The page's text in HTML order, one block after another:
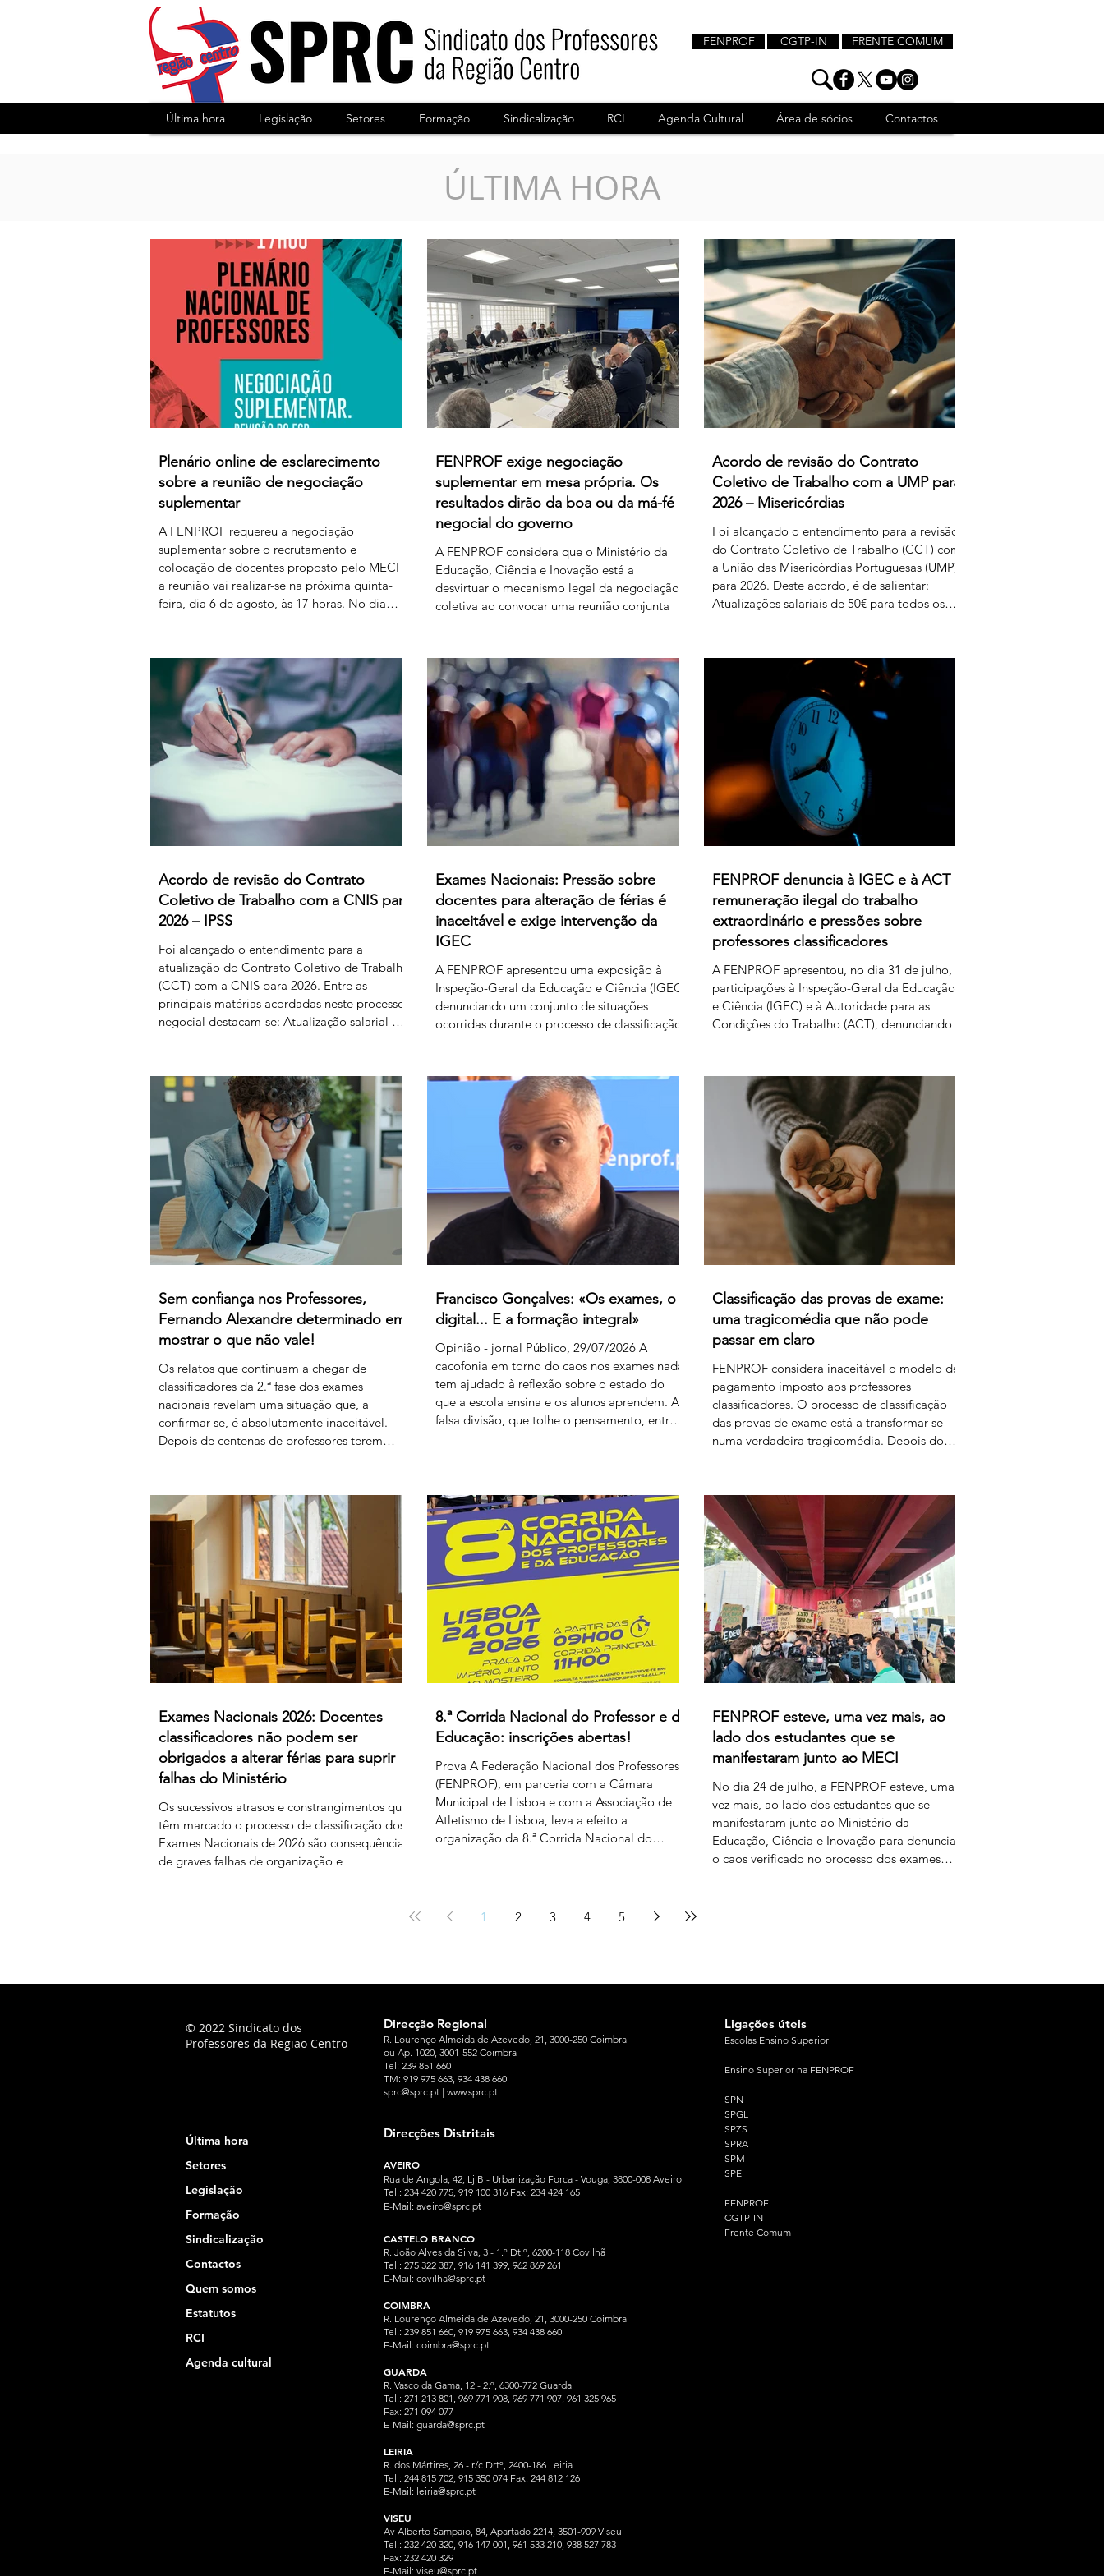
FENPROF CGTP-IN FRENTE COMUM
Última hora Legislação Setores Formação Sindicalização RCI Agenda Cultural Área de sócios Contactos
ÚLTIMA HORA
Plenário online de esclarecimento
sobre a reunião de negociação
suplementar
A FENPROF requereu a negociação
suplementar sobre o recrutamento e
colocação de docentes proposto pelo MECI e
a reunião vai realizar-se na próxima quinta-
feira, dia 6 de agosto, às 17 horas. No dia
professores e educadores. Para aceder ao
plenário, basta clicar no link a partir das 17
horas de sexta-feira, dia 7 de agosto:
https://us06web.zoom.us/j/85736793433
FENPROF exige negociação
suplementar em mesa própria. Os
resultados dirão da boa ou da má-fé
negocial do governo
A FENPROF considera que o Ministério da
Educação, Ciência e Inovação está a
desvirtuar o mecanismo legal da negociação
coletiva ao convocar uma reunião conjunta
negociação suplementar ou de já terem
manifestado acordo ou concordância com o
projeto de diploma. A negociação
suplementar existe para permitir o
prosseguimento das negociações
relativamente às matérias sobre as quais
subsiste desacordo. Foi es
Acordo de revisão do Contrato
Coletivo de Trabalho com a UMP para
2026 – Misericórdias
Foi alcançado o entendimento para a revisão
do Contrato Coletivo de Trabalho (CCT) com
a União das Misericórdias Portuguesas (UMP)
para 2026. Deste acordo, é de salientar:
Atualizações salariais de 50€ para todos os
profissionalizados; Aumento do subsídio de
refeição para os 5,50€. Estas alterações
produzem efeitos retroativos a janeiro de
2026, aguardando-se a sua publicação no
Acordo de revisão do Contrato
Coletivo de Trabalho com a CNIS para
2026 – IPSS
Foi alcançado o entendimento para a
atualização do Contrato Coletivo de Trabalho
(CCT) com a CNIS para 2026. Entre as
principais matérias acordadas neste processo
negocial destacam-se: Atualização salarial de
subsídio de refeição para os 5,50€; Crédito de
horas sindicais para delegadas/os alargado
para as 8 horas mensais. Este acordo produz
efeitos retroativos a janeiro de 2026, embora
Exames Nacionais: Pressão sobre
docentes para alteração de férias é
inaceitável e exige intervenção da
IGEC
A FENPROF apresentou uma exposição à
Inspeção-Geral da Educação e Ciência (IGEC)
denunciando um conjunto de situações
ocorridas durante o processo de classificação
exercidas sobre docentes classificadores para
alterarem ou prescindirem de períodos de
férias previamente aprovados. Segundo os
relatos recebidos, diversos professores foram
instados por direções de agrupamentos e
escolas a desloc
FENPROF denuncia à IGEC e à ACT
remuneração ilegal do trabalho
extraordinário e pressões sobre
professores classificadores
A FENPROF apresentou, no dia 31 de julho,
participações à Inspeção-Geral da Educação
e Ciência (IGEC) e à Autoridade para as
Condições do Trabalho (ACT), denunciando
serviço de classificação dos exames nacionais.
A FENPROF contesta a intenção do MECI de
vir a remunerar o trabalho extraordinário dos
classificadores através do pagamento de 1
euro por resposta classificada. Em vez de falar
Sem confiança nos Professores,
Fernando Alexandre determinado em
mostrar o que não vale!
Os relatos que continuam a chegar de
classificadores da 2.ª fase dos exames
nacionais revelam uma situação que, a
confirmar-se, é absolutamente inaceitável.
Depois de centenas de professores terem
agora orientações que determinam que, se
um classificador não registar classificações
num determinado período de tempo, as
provas lhe sejam retiradas e redistribuídas.
Estamos a falar de professores
Francisco Gonçalves: «Os exames, o
digital... E a formação integral»
Opinião - jornal Público, 29/07/2026 A
cacofonia em torno do caos nos exames nada
tem ajudado à reflexão sobre o estado do
que a escola ensina e os alunos aprendem. A
falsa divisão, que tolhe o pensamento, entre
empedernidos – é mais um agente de
confusão. O olhar da FENPROF para este
processo parte, como não podia deixar de
ser, das violações dos
Classificação das provas de exame:
uma tragicomédia que não pode
passar em claro
FENPROF considera inaceitável o modelo de
pagamento imposto aos professores
classificadores. O processo de classificação
das provas de exame está a transformar-se
numa verdadeira tragicomédia. Depois do
o Governo e o Ministério da Educação,
Ciência e Inovação parecem querer
acrescentar uma nova dimensão ao
escândalo: a forma como pretendem
remunerar o trabalho extraordinário realizado
pelos
Exames Nacionais 2026: Docentes
classificadores não podem ser
obrigados a alterar férias para suprir
falhas do Ministério
Os sucessivos atrasos e constrangimentos que
têm marcado o processo de classificação dos
Exames Nacionais de 2026 são consequência
de graves falhas de organização e
vindo a convocar docentes classificadores
8.ª Corrida Nacional do Professor e da
Educação: inscrições abertas!
Prova A Federação Nacional dos Professores
(FENPROF), em parceria com a Câmara
Municipal de Lisboa e com a Associação de
Atletismo de Lisboa, leva a efeito a
organização da 8.ª Corrida Nacional do
prova de 10 km, de caráter competitivo, uma
FENPROF esteve, uma vez mais, ao
lado dos estudantes que se
manifestaram junto ao MECI
No dia 24 de julho, a FENPROF esteve, uma
vez mais, ao lado dos estudantes que se
manifestaram junto ao Ministério da
Educação, Ciência e Inovação para denunciar
o caos verificado no processo dos exames
processo ter ficado
1 2 3 4 5
© 2022 Sindicato dos
Professores da Região Centro
Direcção Regional
R. Lourenço Almeida de Azevedo, 21, 3000-250 Coimbra
ou Ap. 1020, 3001-552 Coimbra
Tel: 239 851 660
TM: 919 975 663, 934 438 660
sprc@sprc.pt | www.sprc.pt
Última hora
Setores
Legislação
Formação
Sindicalização
Contactos
Quem somos
Estatutos
RCI
Agenda cultural
Direcções Distritais
AVEIRO
Rua de Angola, 42, Lj B - Urbanização Forca - Vouga, 3800-008 Aveiro
Tel.: 234 420 775, 919 100 316 Fax: 234 424 165
E-Mail: aveiro@sprc.pt
CASTELO BRANCO
R. João Alves da Silva, 3 - 1.º Dt.º, 6200-118 Covilhã
Tel.: 275 322 387, 916 141 399, 962 869 261
E-Mail: covilha@sprc.pt
COIMBRA
R. Lourenço Almeida de Azevedo, 21, 3000-250 Coimbra
Tel.: 239 851 660, 919 975 663, 934 438 660
E-Mail: coimbra@sprc.pt
GUARDA
R. Vasco da Gama, 12 - 2.º, 6300-772 Guarda
Tel.: 271 213 801, 969 771 908, 969 771 907, 961 325 965
Fax: 271 094 077
E-Mail: guarda@sprc.pt
LEIRIA
R. dos Mártires, 26 - r/c Drtº, 2400-186 Leiria
Tel.: 244 815 702, 915 350 074 Fax: 244 812 126
E-Mail: leiria@sprc.pt
VISEU
Av Alberto Sampaio, 84, Apartado 2214, 3501-909 Viseu
Tel.: 232 420 320, 916 147 001, 961 533 210, 938 527 783
Fax: 232 420 329
E-Mail: viseu@sprc.pt
Ligações úteis
Escolas Ensino Superior
Ensino Superior na FENPROF
SPN
SPGL
SPZS
SPRA
SPM
SPE
FENPROF
CGTP-IN
Frente Comum